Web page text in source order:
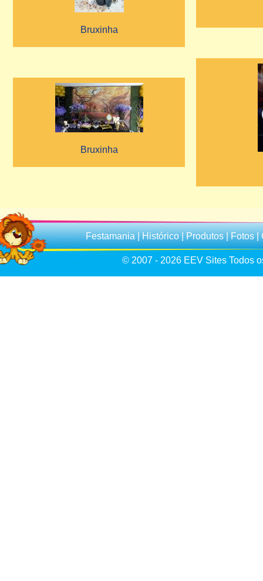
Bruxinha
Bruxinha
Festamania|Histórico|Produtos|Fotos|
© 2007 - 2026 EEV Sites Todos